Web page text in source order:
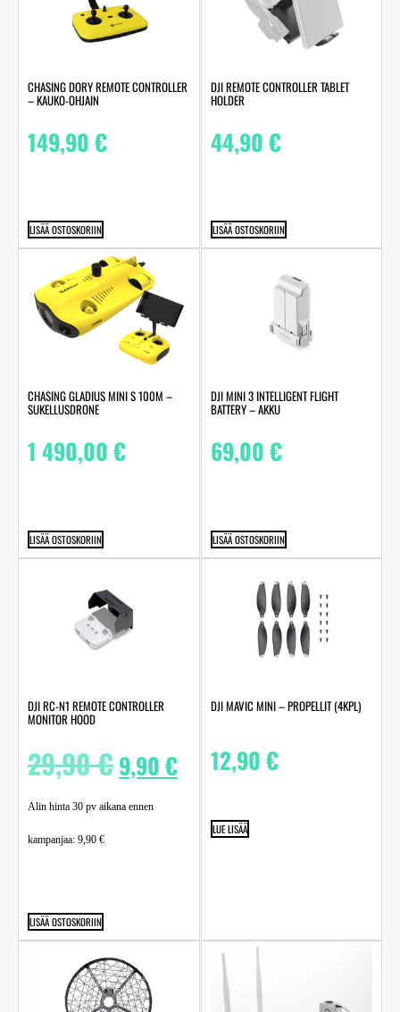
CHASING DORY REMOTE CONTROLLER
– KAUKO-OHJAIN
149,90€
LISÄÄ OSTOSKORIIN
DJI REMOTE CONTROLLER TABLET
HOLDER
44,90€
LISÄÄ OSTOSKORIIN
CHASING GLADIUS MINI S 100M –
SUKELLUSDRONE
1 490,00€
LISÄÄ OSTOSKORIIN
DJI MINI 3 INTELLIGENT FLIGHT
BATTERY – AKKU
69,00€
LISÄÄ OSTOSKORIIN
DJI RC-N1 REMOTE CONTROLLER
MONITOR HOOD
29,90€9,90€
Alin hinta 30 pv aikana ennen
kampanjaa: 9,90 €
LISÄÄ OSTOSKORIIN
DJI MAVIC MINI – PROPELLIT (4KPL)
12,90€
LUE LISÄÄ